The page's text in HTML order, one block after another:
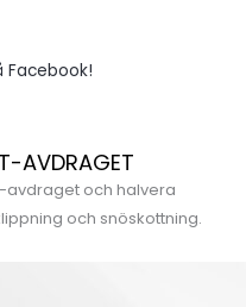
Facebook!
AVDRAGET
avdraget och halvera
och snöskottning.